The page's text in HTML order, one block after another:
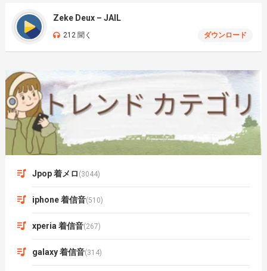
Zeke Deux – JAIL
212 聞く ダウンロード
Jpop 着メロ (3044)
iphone 着信音(510)
xperia 着信音(267)
galaxy 着信音(314)